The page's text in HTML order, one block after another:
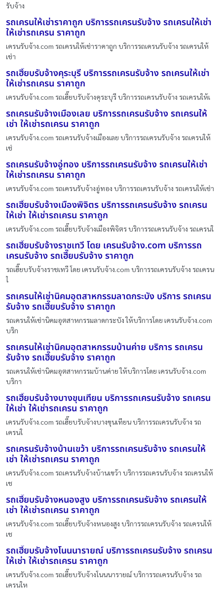
รับจ้าง
รถเครนให้เช่าราคาถูก บริการรถเครนรับจ้าง รถเครนให้เช่า
ให้เช่ารถเครน ราคาถูก
เครนรับจ้าง.com รถเครนให้เช่าราคาถูก บริการรถเครนรับจ้าง รถเครนให้
เช่า
รถเฮี๊ยบรับจ้างคุระบุรี บริการรถเครนรับจ้าง รถเครนให้เช่า
ให้เช่ารถเครน ราคาถูก
เครนรับจ้าง.com รถเฮี๊ยบรับจ้างคุระบุรี บริการรถเครนรับจ้าง รถเครนให้เ
รถเครนรับจ้างเมืองเลย บริการรถเครนรับจ้าง รถเครนให้
เช่า ให้เช่ารถเครน ราคาถูก
เครนรับจ้าง.com รถเครนรับจ้างเมืองเลย บริการรถเครนรับจ้าง รถเครนให้
เช่
รถเครนรับจ้างอู่ทอง บริการรถเครนรับจ้าง รถเครนให้เช่า
ให้เช่ารถเครน ราคาถูก
เครนรับจ้าง.com รถเครนรับจ้างอู่ทอง บริการรถเครนรับจ้าง รถเครนให้เช่า
รถเฮี๊ยบรับจ้างเมืองพิจิตร บริการรถเครนรับจ้าง รถเครน
ให้เช่า ให้เช่ารถเครน ราคาถูก
เครนรับจ้าง.com รถเฮี๊ยบรับจ้างเมืองพิจิตร บริการรถเครนรับจ้าง รถเครนใ
รถเฮี๊ยบรับจ้างราชเทวี โดย เครนรับจ้าง.com บริการรถ
เครนรับจ้าง รถเฮี๊ยบรับจ้าง ราคาถูก
รถเฮี๊ยบรับจ้างราชเทวี โดย เครนรับจ้าง.com บริการรถเครนรับจ้าง รถเครน
ใ
รถเครนให้เช่านิคมอุตสาหกรรมลาดกระบัง บริการ รถเครน
รับจ้าง รถเฮี๊ยบรับจ้าง ราคาถูก
รถเครนให้เช่านิคมอุตสาหกรรมลาดกระบัง ให้บริการโดย เครนรับจ้าง.com
บริก
รถเครนให้เช่านิคมอุตสาหกรรมบ้านค่าย บริการ รถเครน
รับจ้าง รถเฮี๊ยบรับจ้าง ราคาถูก
รถเครนให้เช่านิคมอุตสาหกรรมบ้านค่าย ให้บริการโดย เครนรับจ้าง.com
บริกา
รถเฮี๊ยบรับจ้างบางขุนเทียน บริการรถเครนรับจ้าง รถเครน
ให้เช่า ให้เช่ารถเครน ราคาถูก
เครนรับจ้าง.com รถเฮี๊ยบรับจ้างบางขุนเทียน บริการรถเครนรับจ้าง รถ
เครนใ
รถเครนรับจ้างบ้านเขว้า บริการรถเครนรับจ้าง รถเครนให้
เช่า ให้เช่ารถเครน ราคาถูก
เครนรับจ้าง.com รถเครนรับจ้างบ้านเขว้า บริการรถเครนรับจ้าง รถเครนให้
เช
รถเฮี๊ยบรับจ้างหนองสูง บริการรถเครนรับจ้าง รถเครนให้
เช่า ให้เช่ารถเครน ราคาถูก
เครนรับจ้าง.com รถเฮี๊ยบรับจ้างหนองสูง บริการรถเครนรับจ้าง รถเครนให้
เช
รถเฮี๊ยบรับจ้างโนนนารายณ์ บริการรถเครนรับจ้าง รถเครน
ให้เช่า ให้เช่ารถเครน ราคาถูก
เครนรับจ้าง.com รถเฮี๊ยบรับจ้างโนนนารายณ์ บริการรถเครนรับจ้าง รถ
เครนให